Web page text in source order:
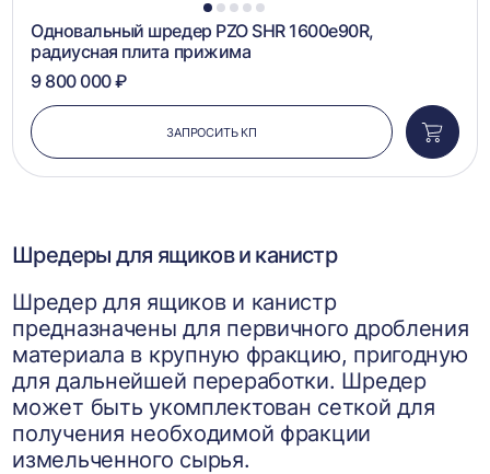
1 2 3 4 5
Одновальный шредер PZO SHR 1600e90R,
радиусная плита прижима
9 800 000 ₽
ЗАПРОСИТЬ КП
в
Шредеры для ящиков и канистр
Шредер для ящиков и канистр
предназначены для первичного дробления
материала в крупную фракцию, пригодную
для дальнейшей переработки. Шредер
может быть укомплектован сеткой для
получения необходимой фракции
измельченного сырья.